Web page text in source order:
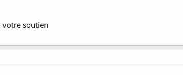
votre soutien